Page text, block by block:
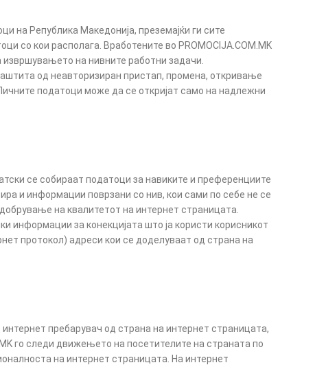
на Република Македонија, преземајќи ги сите
со кои располага. Вработените во PROMOCIJA.COM.MK
извршувањето на нивните работни задачи.
од неавторизиран пристап, промена, откривање
податоци може да се откријат само на надлежни
се собираат податоци за навиките и преференциите
и информации поврзани со нив, кои сами по себе не се
на квалитетот на интернет страницата.
информации за конекцијата што ја користи корисникот
протокол) адреси кои се доделуваат од страна на
пребарувач од страна на интернет страницата,
го следи движењето на посетителите на страната по
на интернет страницата. На интернет